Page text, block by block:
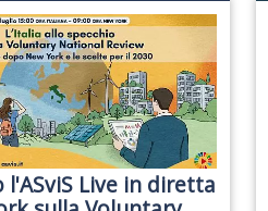
l'ASviS Live in diretta